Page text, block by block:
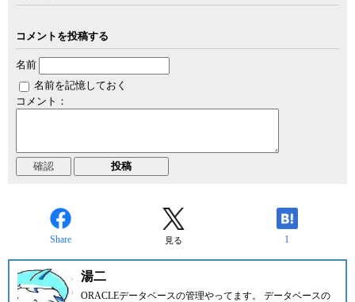
コメントを投稿する
名前
名前を記憶しておく
コメント：
Share 見る 1
湯二
ORACLEデータベースの管理やってます。 データベースの